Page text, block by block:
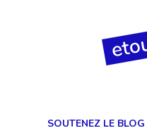
SOUTENEZ LE BLOG